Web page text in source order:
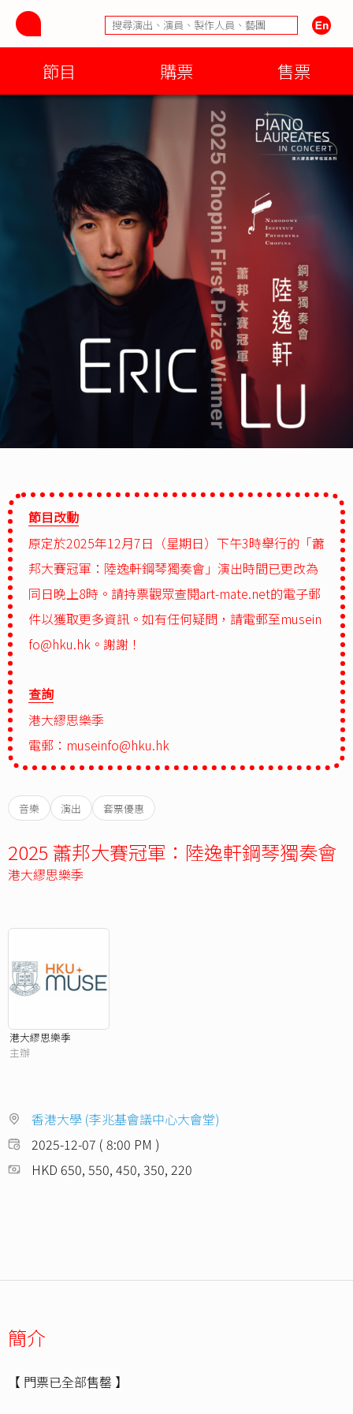
節目 購票 售票
節目改動
原定於2025年12月7日（星期日）下午3時舉行的「蕭
邦大賽冠軍：陸逸軒鋼琴獨奏會」演出時間已更改為
同日晚上8時。請持票觀眾查閱art-mate.net的電子郵
件以獲取更多資訊。如有任何疑問，請電郵至musein
fo@hku.hk 。謝謝！
查詢
港大繆思樂季
電郵： museinfo@hku.hk
音樂 演出 套票優惠
2025 蕭邦大賽冠軍：陸逸軒鋼琴獨奏會
港大繆思樂季
港大繆思樂季
主辦
香港大學 (李兆基會議中心大會堂)
2025-12-07 ( 8:00 PM )
HKD 650, 550, 450, 350, 220
簡介
【 門票已全部售罄 】